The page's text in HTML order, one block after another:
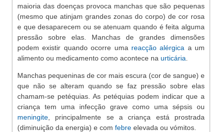
maioria das doenças provoca manchas que são pequenas
(mesmo que atinjam grandes zonas do corpo) de cor rosa
e que desaparecem ou se atenuam quando é feita alguma
pressão sobre elas. Manchas de grandes dimensões
podem existir quando ocorre uma reacção alérgica a um
alimento ou medicamento como acontece na urticária
Manchas pequeninas de cor mais escura (cor de sangue) e
que não se alteram quando se faz pressão sobre elas
chamam-se petéquias. As petéquias podem indicar que a
criança tem uma infecção grave como uma sépsis ou
meningite , principalmente se a criança está prostrada
(diminuição da energia) e com febre elevada ou vómitos.